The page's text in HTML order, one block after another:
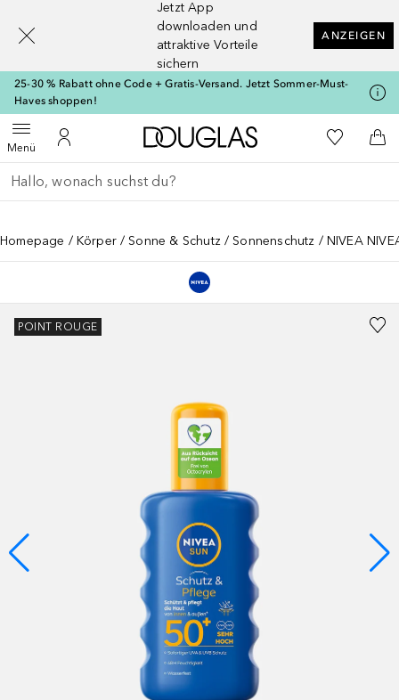
Jetzt App
downloaden und
attraktive Vorteile
sichern
ANZEIGEN
25-30 % Rabatt ohne Code + Gratis-Versand. Jetzt Sommer-Must-
Haves shoppen!
MenüMenü öffnenZu Meinem Kundenkonto
Zur Douglas Startseite
Zu Meiner
Gehe zurück
Suche ausführen
Homepage Körper Sonne & Schutz Sonnenschutz NIVEA
POINT ROUGE
[navigation.slideout.screenreader]